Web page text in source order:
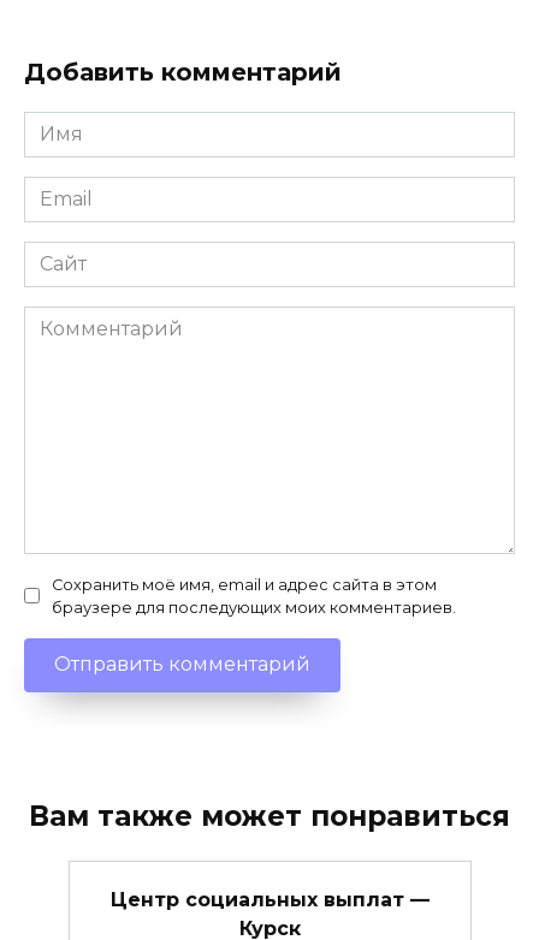
Добавить комментарий
Имя
*
Email
*
Сайт
Комментарий
Сохранить моё имя, email и адрес сайта в этом
браузере для последующих моих комментариев.
Вам также может понравиться
Центр социальных выплат —
Курск